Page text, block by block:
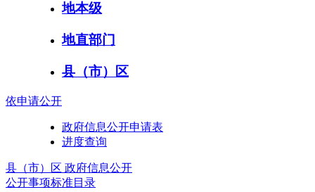
地本级
地直部门
县（市）区
依申请公开
政府信息公开申请表
进度查询
县（市）区 政府信息公开
公开事项标准目录